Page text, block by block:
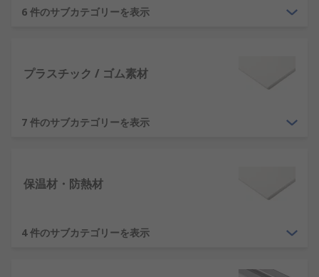
されるエンジニアリング材料は、さまざまな形やサ
のを作成できます。
ッド、アングルを揃え、チューブ型素材では長さ、
形状の例
フラット / ラウンドバー
6 件のサブカテゴリーを表示
プラスチック / ゴム素材
7 件のサブカテゴリーを表示
保温材・防熱材
4 件のサブカテゴリーを表示